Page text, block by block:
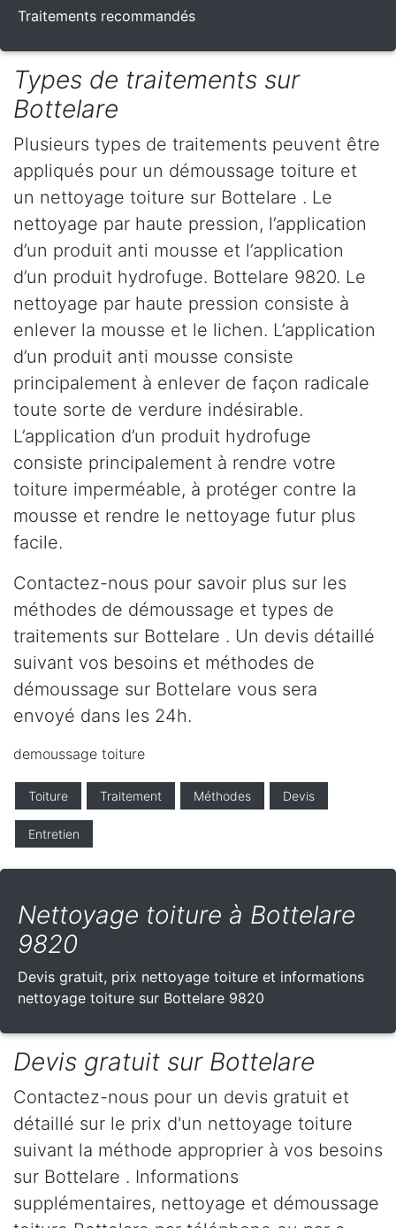
Traitements recommandés
Types de traitements sur
Bottelare
Plusieurs types de traitements peuvent être
appliqués pour un démoussage toiture et
un nettoyage toiture sur Bottelare . Le
nettoyage par haute pression, l’application
d’un produit anti mousse et l’application
d’un produit hydrofuge. Bottelare 9820. Le
nettoyage par haute pression consiste à
enlever la mousse et le lichen. L’application
d’un produit anti mousse consiste
principalement à enlever de façon radicale
toute sorte de verdure indésirable.
L’application d’un produit hydrofuge
consiste principalement à rendre votre
toiture imperméable, à protéger contre la
mousse et rendre le nettoyage futur plus
facile.
Contactez-nous pour savoir plus sur les
méthodes de démoussage et types de
traitements sur Bottelare . Un devis détaillé
suivant vos besoins et méthodes de
démoussage sur Bottelare vous sera
envoyé dans les 24h.
demoussage toiture
Toiture Traitement Méthodes Devis
Entretien
Nettoyage toiture à Bottelare
9820
Devis gratuit, prix nettoyage toiture et informations
nettoyage toiture sur Bottelare 9820
Devis gratuit sur Bottelare
Contactez-nous pour un devis gratuit et
détaillé sur le prix d'un nettoyage toiture
suivant la méthode approprier à vos besoins
sur Bottelare . Informations
supplémentaires, nettoyage et démoussage